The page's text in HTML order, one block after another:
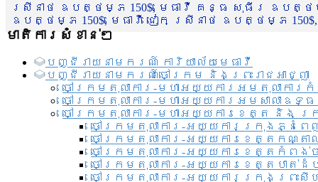
ស្រីនាថ ឧបត្ថម្ភ 150$, មេធាវី គន្ធ សុធីរ ឧបត្ថម្ភ
ឧបត្ថម្ភ 150$, មេធាវី ជៀក ស្រីនាថ ឧបត្ថម្ភ 150$,
មាតិការសំខាន់ៗ
បញ្ជី​រាយ​នាមករណ៍ ការិយាល័យ​មេធាវី​
បញ្ជី​រាយ​នាមករណ៍​ចៅក្រម និងព្រះរាជអាជ្ញា
ចៅក្រមតុលាការ-មហាអយ្យការអមតុលាការ
ចៅក្រមតុលាការ-មហាអយ្យការអមសាលាឧទ្
ចៅក្រមតុលាការ-មហាអយ្យការខេត្ត និង ក្
ចៅក្រមតុលាការ-អយ្យការក្រុងភ្នំពេ
ចៅក្រមតុលាការ-អយ្យការខេត្តកណ្តា
ចៅក្រមតុលាការ-អយ្យការខេត្តកំពង់ច
ចៅក្រមតុលាការ-អយ្យការខេត្តបាត់ដំ
ចៅក្រមតុលាការ-អយ្យការ​ក្រុងព្រះសី